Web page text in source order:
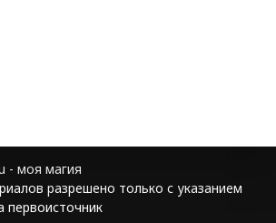
- моя магия
разрешено только с указанием
первоисточник